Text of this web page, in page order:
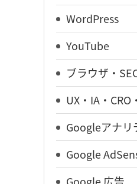
WordPress
YouTube
ブラウザ・
UX・IA・CRO
Googleアナリ
Google